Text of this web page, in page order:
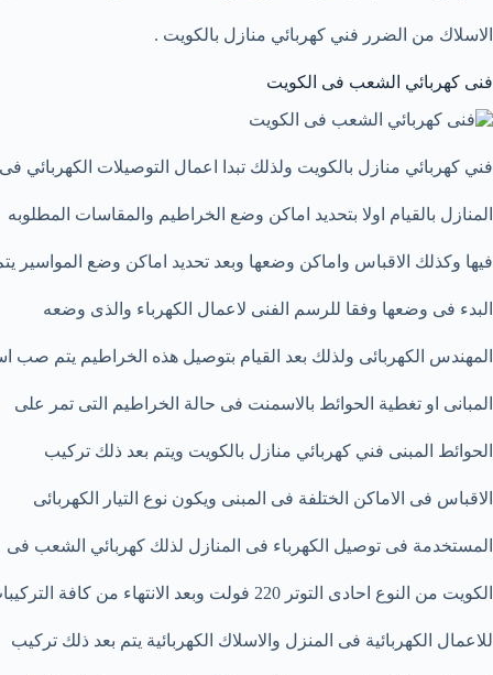
الاسلاك من الضرر فني كهربائي منازل بالكويت .
فنى كهربائي الشعب فى الكويت
فني كهربائي منازل بالكويت ولذلك تبدا اعمال التوصيلات الكهربائي فى
المنازل بالقيام اولا بتحديد اماكن وضع الخراطيم والمقاسات المطلوبه
فيها وكذلك الاقباس واماكن وضعها وبعد تحديد اماكن وضع المواسير
البدء فى وضعها وفقا للرسم الفنى لاعمال الكهرباء والذى وضعه
المهندس الكهربائى ولذلك بعد القيام بتوصيل هذه الخراطيم يتم صب
المبانى او تغطية الحوائط بالاسمنت فى حالة الخراطيم التى تمر على
الحوائط المبنى فني كهربائي منازل بالكويت ويتم بعد ذلك تركيب
الاقباس فى الاماكن الختلفة فى المبنى ويكون نوع التيار الكهربائى
المستخدمة فى توصيل الكهرباء فى المنازل لذلك كهربائي الشعب فى
الكويت من النوع احادى التوتر 220 فولت وبعد الانتهاء من كافة التركيبات
للاعمال الكهربائية فى المنزل والاسلاك الكهربائية يتم بعد ذلك تركيب